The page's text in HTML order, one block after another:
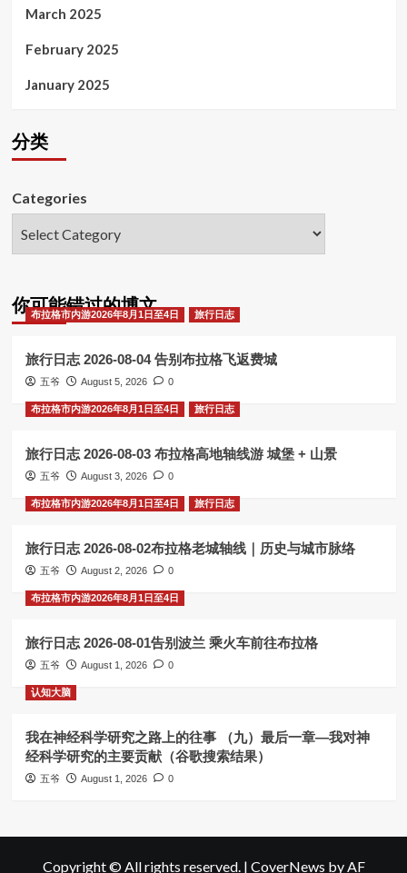
March 2025
February 2025
January 2025
分类
Categories
你可能错过的博文
布拉格市内游2026年8月1日至4日 旅行日志
旅行日志 2026-08-04 告别布拉格飞返费城
五爷 August 5, 2026 0
布拉格市内游2026年8月1日至4日 旅行日志
旅行日志 2026-08-03 布拉格高地轴线游 城堡 + 山景
五爷 August 3, 2026 0
布拉格市内游2026年8月1日至4日 旅行日志
旅行日志 2026-08-02布拉格老城轴线｜历史与城市脉络
五爷 August 2, 2026 0
布拉格市内游2026年8月1日至4日
旅行日志 2026-08-01告别波兰 乘火车前往布拉格
五爷 August 1, 2026 0
认知大脑
我在神经科学研究之路上的往事 （九）最后一章—我对神
经科学研究的主要贡献（谷歌搜索结果）
五爷 August 1, 2026 0
Copyright © All rights reserved. | CoverNews by AF